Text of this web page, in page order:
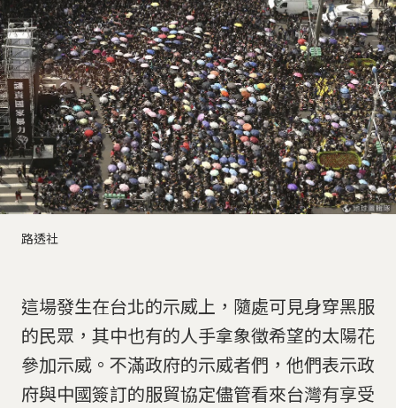
路透社
這場發生在台北的示威上，隨處可見身穿黑服
的民眾，其中也有的人手拿象徵希望的太陽花
參加示威。不滿政府的示威者們，他們表示政
府與中國簽訂的服貿協定儘管看來台灣有享受